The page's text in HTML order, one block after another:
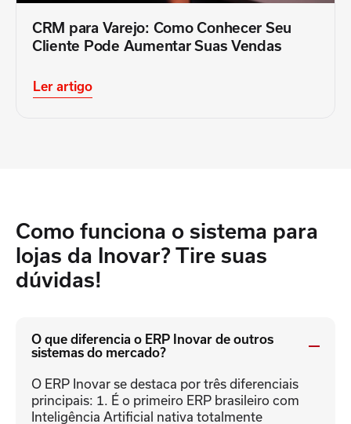
CRM para Varejo: Como Conhecer Seu
Cliente Pode Aumentar Suas Vendas
Ler artigo
Como funciona o sistema para
lojas da Inovar? Tire suas
dúvidas!
O que diferencia o ERP Inovar de outros
sistemas do mercado?
O ERP Inovar se destaca por três diferenciais
principais: 1. É o primeiro ERP brasileiro com
Inteligência Artificial nativa totalmente